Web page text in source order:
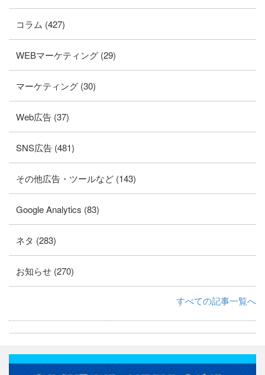
コラム (427)
WEBマーケティング (29)
マーケティング (30)
Web広告 (37)
SNS広告 (481)
その他広告・ツールなど (143)
Google Analytics (83)
ネタ (283)
お知らせ (270)
すべての記事一覧へ